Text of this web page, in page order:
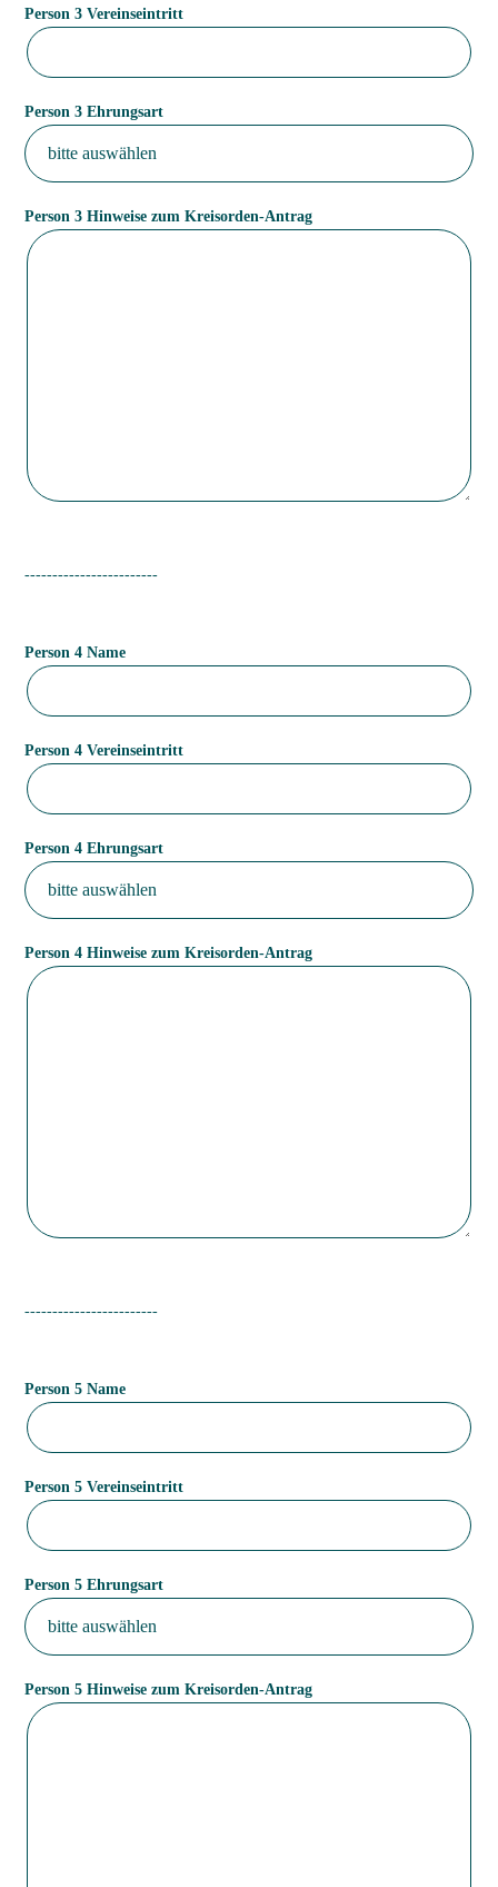
Person 3 Vereinseintritt
Person 3 Ehrungsart
Person 3 Hinweise zum Kreisorden-Antrag
------------------------
Person 4 Name
Person 4 Vereinseintritt
Person 4 Ehrungsart
Person 4 Hinweise zum Kreisorden-Antrag
------------------------
Person 5 Name
Person 5 Vereinseintritt
Person 5 Ehrungsart
Person 5 Hinweise zum Kreisorden-Antrag